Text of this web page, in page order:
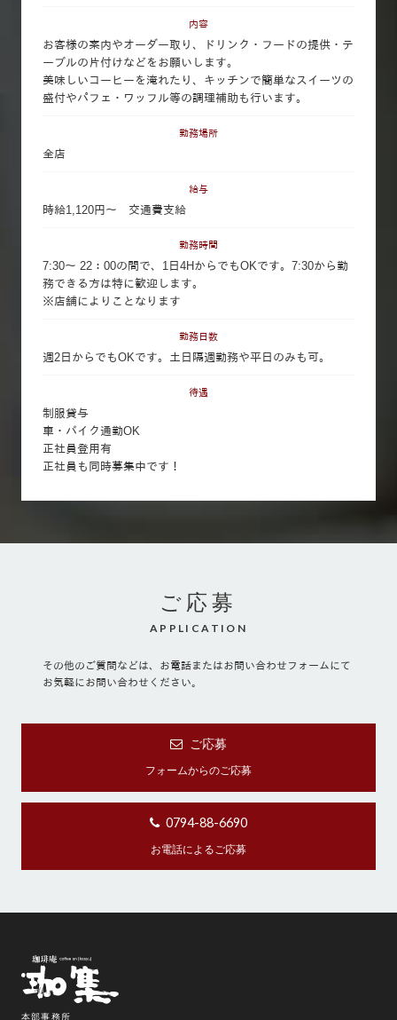
内容
お客様の案内やオーダー取り、ドリンク・フードの提供・テ
ーブルの片付けなどをお願いします。
美味しいコーヒーを淹れたり、キッチンで簡単なスイーツの
盛付やパフェ・ワッフル等の調理補助も行います。
勤務場所
全店
給与
時給1,120円～ 交通費支給
勤務時間
7:30～ 22：00の間で、1日4HからでもOKです。7:30から勤
務できる方は特に歓迎します。
※店舗によりことなります
勤務日数
週2日からでもOKです。土日隔週勤務や平日のみも可。
待遇
制服貸与
車・バイク通勤OK
正社員登用有
正社員も同時募集中です！
ご応募
APPLICATION
その他のご質問などは、お電話またはお問い合わせフォームにて
お気軽にお問い合わせください。
ご応募
フォームからのご応募
0794-88-6690
お電話によるご応募
本部事務所